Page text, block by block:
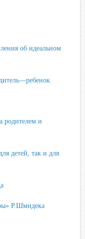
об идеальном
родителем и
детей, так и для
Р.Шмидека